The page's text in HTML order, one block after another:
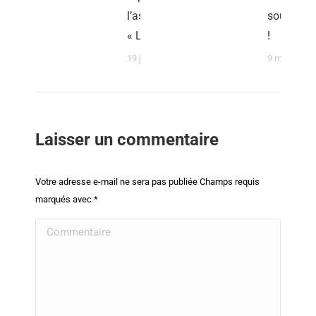
l’association
« Les 184 »
19 juin 2026
!
9 mars 2026
Laisser un commentaire
Votre adresse e-mail ne sera pas publiée Champs requis
marqués avec *
Commentaire